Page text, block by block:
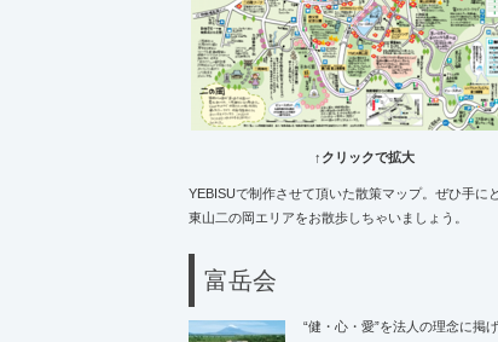
↑クリックで拡大
YEBISUで制作させて頂いた散策マップ。ぜひ手に
東山二の岡エリアをお散歩しちゃいましょう。
富岳会
“健・心・愛”を法人の理念に掲